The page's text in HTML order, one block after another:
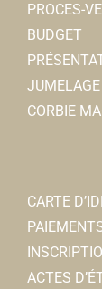
PROCES-
BUDGET
JUMELAGE
CORBIE
CARTE
ACTES